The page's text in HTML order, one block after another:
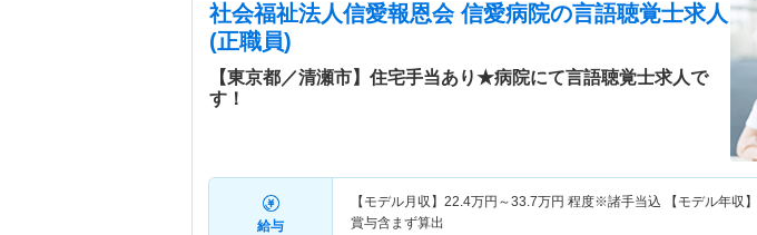
社会福祉法人信愛報恩会 信愛病院の言語聴覚士求人
(正職員)
【東京都／清瀬市】住宅手当あり★病院にて言語聴覚士求人で
す！
給与
【モデル月収】 22.4万円～33.7万円 程度※諸手当込 【モデル年収】
賞与含まず算出